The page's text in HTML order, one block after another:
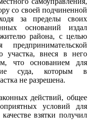
со своей подчиненной
за пределы своих
оснований издал
района, с целью
предпринимательской
участка, внеся в него
что основанием для
суда, которым в
не разрешена.
действий, общее
условий для
взятки получил